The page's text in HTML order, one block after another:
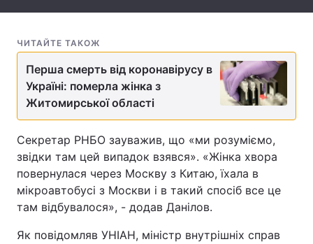
Тема оформлення
ЧИТАЙТЕ ТАКОЖ
Перша смерть від коронавірусу в
Україні: померла жінка з
Житомирської області
Секретар РНБО зауважив, що «ми розуміємо,
звідки там цей випадок взявся». «Жінка хвора
повернулася через Москву з Китаю, їхала в
мікроавтобусі з Москви і в такий спосіб все це
там відбувалося», - додав Данілов.
Як повідомляв УНІАН, міністр внутрішніх справ